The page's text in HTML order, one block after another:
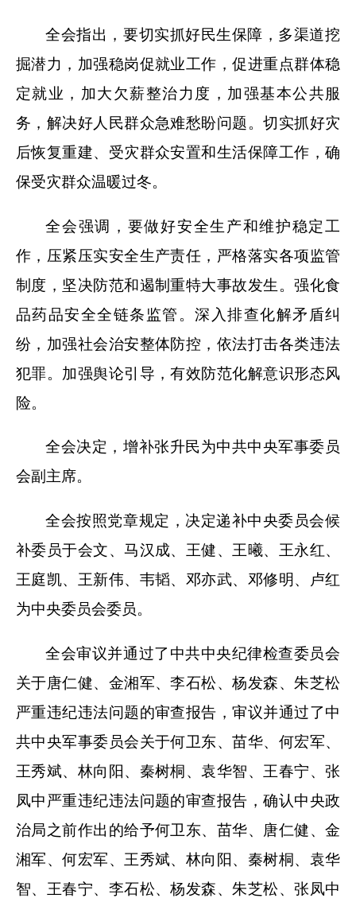
全会指出，要切实抓好民生保障，多渠道挖
掘潜力，加强稳岗促就业工作，促进重点群体稳
定就业，加大欠薪整治力度，加强基本公共服
务，解决好人民群众急难愁盼问题。切实抓好灾
后恢复重建、受灾群众安置和生活保障工作，确
保受灾群众温暖过冬。
全会强调，要做好安全生产和维护稳定工
作，压紧压实安全生产责任，严格落实各项监管
制度，坚决防范和遏制重特大事故发生。强化食
品药品安全全链条监管。深入排查化解矛盾纠
纷，加强社会治安整体防控，依法打击各类违法
犯罪。加强舆论引导，有效防范化解意识形态风
险。
全会决定，增补张升民为中共中央军事委员
会副主席。
全会按照党章规定，决定递补中央委员会候
补委员于会文、马汉成、王健、王曦、王永红、
王庭凯、王新伟、韦韬、邓亦武、邓修明、卢红
为中央委员会委员。
全会审议并通过了中共中央纪律检查委员会
关于唐仁健、金湘军、李石松、杨发森、朱芝松
严重违纪违法问题的审查报告，审议并通过了中
共中央军事委员会关于何卫东、苗华、何宏军、
王秀斌、林向阳、秦树桐、袁华智、王春宁、张
凤中严重违纪违法问题的审查报告，确认中央政
治局之前作出的给予何卫东、苗华、唐仁健、金
湘军、何宏军、王秀斌、林向阳、秦树桐、袁华
智、王春宁、李石松、杨发森、朱芝松、张凤中